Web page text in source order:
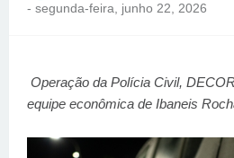
- segunda-feira, junho 22, 2026
Operação da Polícia Civil,
equipe econômica de Ibaneis